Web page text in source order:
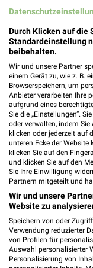
Weitere Kik
um Berg (Pfalz)
5 Geschäfte und Orte
Kik
Wörth,
528,84
KiK
76744
Durch Klicken auf die
Standardeinstellung
beibehalten.
Wir und unsere Partner
einem Gerät zu, wie z. B.
Browserspeichern, um
Anbieter verarbeiten Ihre
aufgrund eines
Sie die „Einstellungen“.
oder verwalten, indem
klicken oder jederzeit auf
unteren Ecke der
klicken Sie auf den
und klicken Sie auf den
Sie Ihre Einwilligung
Partnern mitgeteilt und
Wir und unsere
Website zu
Speichern von oder
Verwendung reduzierter
von Profilen für
Auswahl personalisierter
Personalisierung von